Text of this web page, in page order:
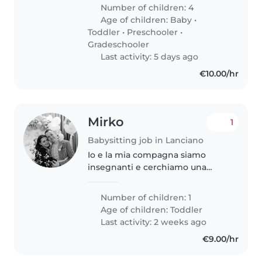
animali, cucina e aiuto compiti.
Suoni liberi di presentarti!
Number of children: 4
Age of children: Baby •
Toddler • Preschooler •
Gradeschooler
Last activity: 5 days ago
€10.00/hr
Mirko
Babysitting job in Lanciano
1
Io e la mia compagna siamo
insegnanti e cerchiamo una
formata per il nostro bimbo
Number of children: 1
Age of children:Toddler
Last activity: 2 weeks ago
€9.00/hr